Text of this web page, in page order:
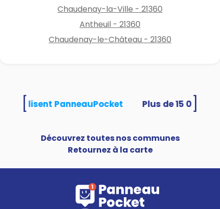
Chaudenay-la-Ville - 21360
Antheuil - 21360
Chaudenay-le-Château - 21360
utilisent PanneauPocket
Découvrez toutes nos communes
Retournez à la carte